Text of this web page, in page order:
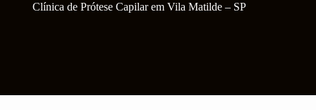
Clínica de Prótese Capilar em Vila Matilde – SP